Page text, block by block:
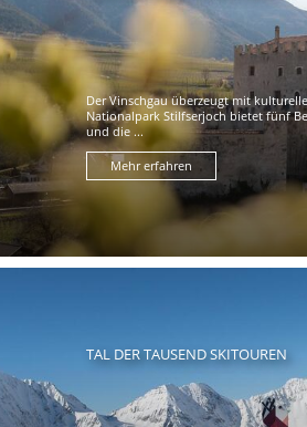
Der Vinschgau überzeugt mit
Nationalpark Stilfserjoch bietet fünf
und die ...
Mehr erfahren
TAL DER TAUSEND SKITOUREN